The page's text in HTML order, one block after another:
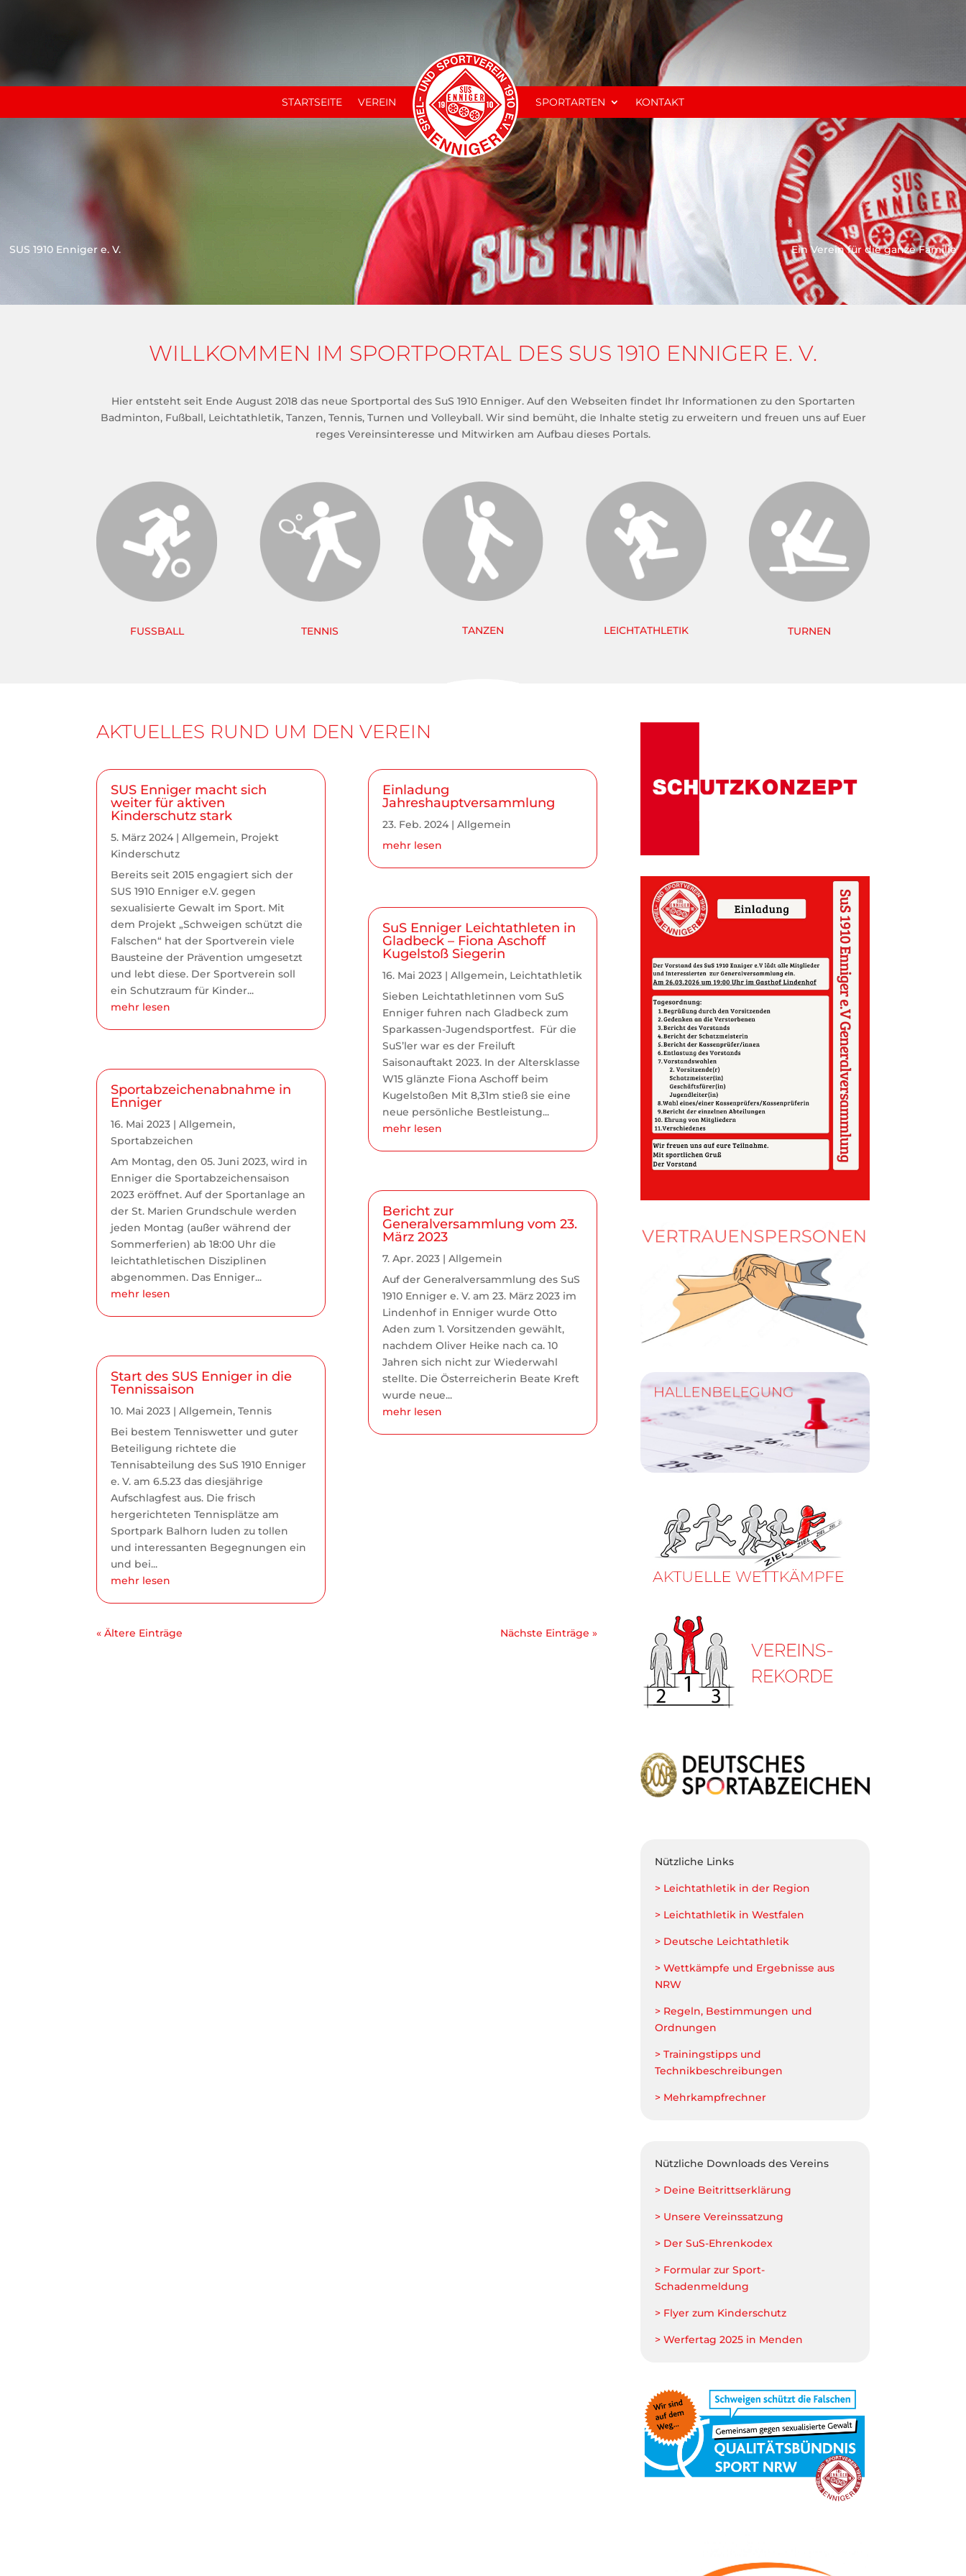
SUS 1910 Enniger e. V. Ein Verein für die ganze Familie
STARTSEITE VEREIN SPORTARTEN KONTAKT
WILLKOMMEN IM SPORTPORTAL DES SUS 1910 ENNIGER E. V.
Hier entsteht seit Ende August 2018 das neue Sportportal des SuS 1910 Enniger. Auf den Webseiten findet Ihr Informationen zu den Sportarten
Badminton, Fußball, Leichtathletik, Tanzen, Tennis, Turnen und Volleyball. Wir sind bemüht, die Inhalte stetig zu erweitern und freuen uns auf Euer
reges Vereinsinteresse und Mitwirken am Aufbau dieses Portals.
FUSSBALL TENNIS TANZEN LEICHTATHLETIK TURNEN
AKTUELLES RUND UM DEN VEREIN
SUS Enniger macht sich
weiter für aktiven
Kinderschutz stark
5. März 2024 |Allgemein, Projekt
Kinderschutz
Bereits seit 2015 engagiert sich der
SUS 1910 Enniger e.V. gegen
sexualisierte Gewalt im Sport. Mit
dem Projekt „Schweigen schützt die
Falschen“ hat der Sportverein viele
Bausteine der Prävention umgesetzt
und lebt diese. Der Sportverein soll
ein Schutzraum für Kinder...
mehr lesen
Sportabzeichenabnahme in
Enniger
16. Mai 2023 |Allgemein,
Sportabzeichen
Am Montag, den 05. Juni 2023, wird in
Enniger die Sportabzeichensaison
2023 eröffnet. Auf der Sportanlage an
der St. Marien Grundschule werden
jeden Montag (außer während der
Sommerferien) ab 18:00 Uhr die
leichtathletischen Disziplinen
abgenommen. Das Enniger...
mehr lesen
Start des SUS Enniger in die
Tennissaison
10. Mai 2023 |Allgemein,Tennis
Bei bestem Tenniswetter und guter
Beteiligung richtete die
Tennisabteilung des SuS 1910 Enniger
e. V. am 6.5.23 das diesjährige
Aufschlagfest aus. Die frisch
hergerichteten Tennisplätze am
Sportpark Balhorn luden zu tollen
und interessanten Begegnungen ein
und bei...
mehr lesen
Einladung
Jahreshauptversammlung
23. Feb. 2024 |Allgemein
mehr lesen
SuS Enniger Leichtathleten in
Gladbeck – Fiona Aschoff
Kugelstoß Siegerin
16. Mai 2023 |Allgemein, Leichtathletik
Sieben Leichtathletinnen vom SuS
Enniger fuhren nach Gladbeck zum
Sparkassen-Jugendsportfest. Für die
SuS’ler war es der Freiluft
Saisonauftakt 2023. In der Altersklasse
W15 glänzte Fiona Aschoff beim
Kugelstoßen Mit 8,31m stieß sie eine
neue persönliche Bestleistung...
mehr lesen
Bericht zur
Generalversammlung vom 23.
März 2023
7. Apr. 2023 |Allgemein
Auf der Generalversammlung des SuS
1910 Enniger e. V. am 23. März 2023 im
Lindenhof in Enniger wurde Otto
Aden zum 1. Vorsitzenden gewählt,
nachdem Oliver Heike nach ca. 10
Jahren sich nicht zur Wiederwahl
stellte. Die Österreicherin Beate Kreft
wurde neue...
mehr lesen
« Ältere Einträge Nächste Einträge »
Nützliche Links
> Leichtathletik in der Region
> Leichtathletik in Westfalen
> Deutsche Leichtathletik
> Wettkämpfe und Ergebnisse aus
NRW
> Regeln, Bestimmungen und
Ordnungen
> Trainingstipps und
Technikbeschreibungen
> Mehrkampfrechner
Nützliche Downloads des Vereins
> Deine Beitrittserklärung
> Unsere Vereinssatzung
> Der SuS-Ehrenkodex
> Formular zur Sport-
Schadenmeldung
> Flyer zum Kinderschutz
> Werfertag 2025 in Menden